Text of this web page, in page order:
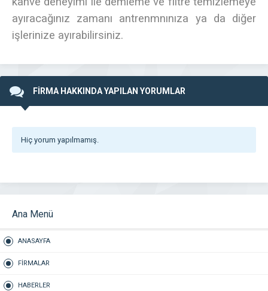
ayıracağınız zamanı antrenmnınıza ya da diğer
işlerinize ayırabilirsiniz.
FİRMA HAKKINDA YAPILAN YORUMLAR
Hiç yorum yapılmamış.
Ana Menü
ANASAYFA
FİRMALAR
HABERLER